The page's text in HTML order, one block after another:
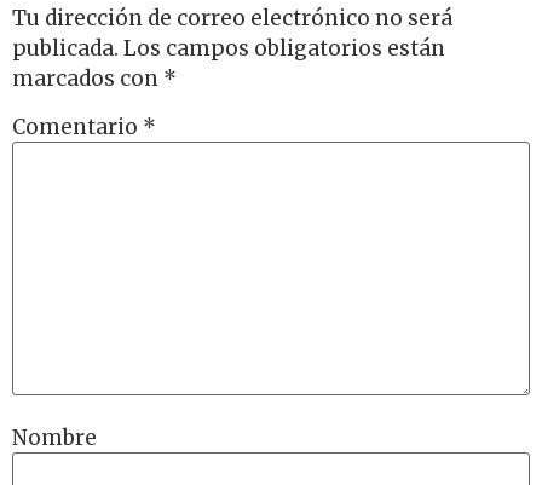
Tu dirección de correo electrónico no será
publicada. Los campos obligatorios están
marcados con *
Comentario *
Nombre